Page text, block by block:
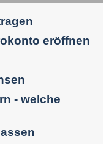
eröffnen
- welche